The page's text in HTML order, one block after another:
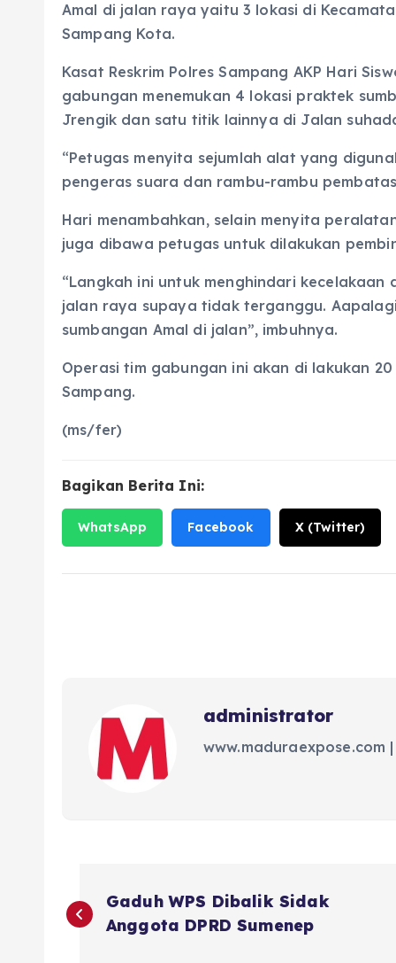
Amal di jalan raya yaitu 3 lokasi di
Sampang Kota.
Kasat Reskrim Polres Sampang AKP Hari
gabungan menemukan 4 lokasi praktek
Jrengik dan satu titik lainnya di Jalan
“Petugas menyita sejumlah alat yang
pengeras suara dan rambu-rambu
Hari menambahkan, selain menyita
juga dibawa petugas untuk dilakukan
“Langkah ini untuk menghindari
jalan raya supaya tidak terganggu.
sumbangan Amal di jalan”, imbuhnya.
Operasi tim gabungan ini akan di lakukan
Sampang.
(ms/fer)
Bagikan Berita Ini:
WhatsApp Facebook X (Twitter)
administrator
www.maduraexpose.com
N
a
Gaduh WPS Dibalik Sidak
Anggota DPRD Sumenep